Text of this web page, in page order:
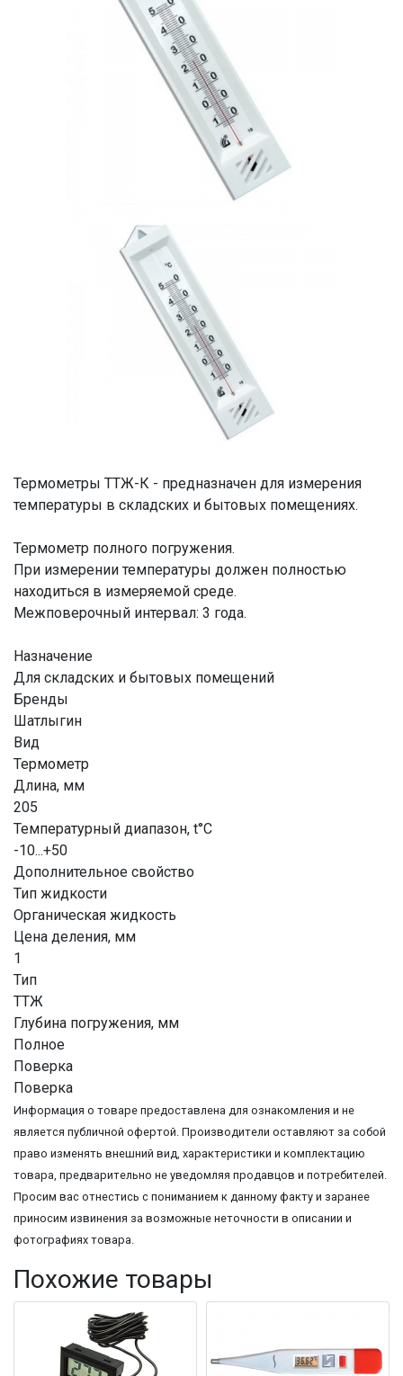
Термометры ТТЖ-К - предназначен для измерения
температуры в складских и бытовых помещениях.
Термометр полного погружения.
При измерении температуры должен полностью
находиться в измеряемой среде.
Межповерочный интервал: 3 года.
Назначение
Для складских и бытовых помещений
Бренды
Шатлыгин
Вид
Термометр
Длина, мм
205
Температурный диапазон, t°С
-10...+50
Дополнительное свойство
Тип жидкости
Органическая жидкость
Цена деления, мм
1
Тип
ТТЖ
Глубина погружения, мм
Полное
Поверка
Поверка
Информация о товаре предоставлена для ознакомления и не
является публичной офертой. Производители оставляют за собой
право изменять внешний вид, характеристики и комплектацию
товара, предварительно не уведомляя продавцов и потребителей.
Просим вас отнестись с пониманием к данному факту и заранее
приносим извинения за возможные неточности в описании и
фотографиях товара.
Похожие товары